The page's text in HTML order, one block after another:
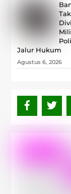
Jalur Hukum
Agustus 6, 2026